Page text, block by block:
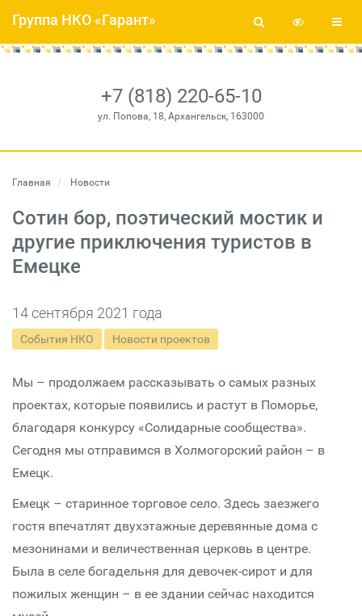
+7 (818) 220-65-10
ул. Попова, 18, Архангельск, 163000
Группа НКО «Гарант»
Главная Новости
Сотин бор, поэтический мостик и
другие приключения туристов в
Емецке
14 сентября 2021 года
События НКО Новости проектов
Мы – продолжаем рассказывать о самых разных
проектах, которые появились и растут в Поморье,
благодаря конкурсу «Солидарные сообщества».
Сегодня мы отправимся в Холмогорский район – в
Емецк.
Емецк – старинное торговое село. Здесь заезжего
гостя впечатлят двухэтажные деревянные дома с
мезонинами и величественная церковь в центре.
Была в селе богадельня для девочек-сирот и для
пожилых женщин – в ее здании сейчас находится